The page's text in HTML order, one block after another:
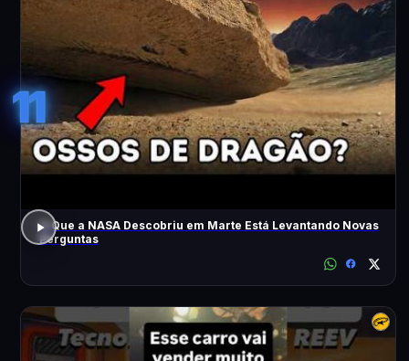
11
O Que a NASA Descobriu em Marte Está Levantando Novas
Perguntas